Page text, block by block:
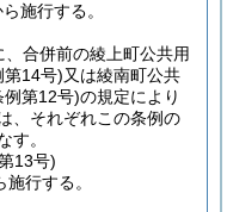
施行する。
合併前の綾上町公共用
第14号)又は綾南町公共
第12号)の規定により
、それぞれこの条例の
す。
13号)
行する。